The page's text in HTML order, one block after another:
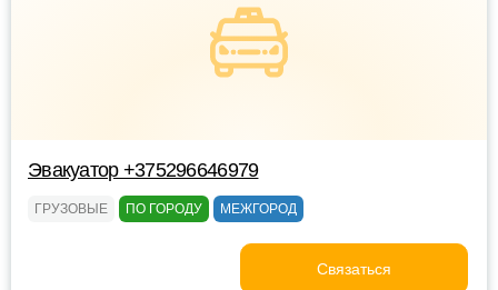
Эвакуатор +375296646979
ГРУЗОВЫЕ ПО ГОРОДУ МЕЖГОРОД
Связаться